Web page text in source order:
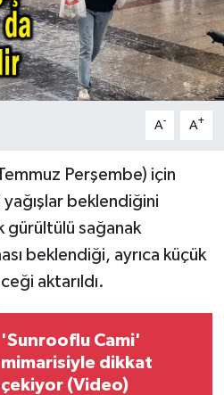
A- A+
Perşembe) için
beklendiğini
gürültülü sağanak
beklendiği, ayrıca küçük
aktarıldı.
'Sunrooflu Cami'
mimarisiyle dikkat
çekiyor (Video)